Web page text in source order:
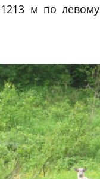
м по левому